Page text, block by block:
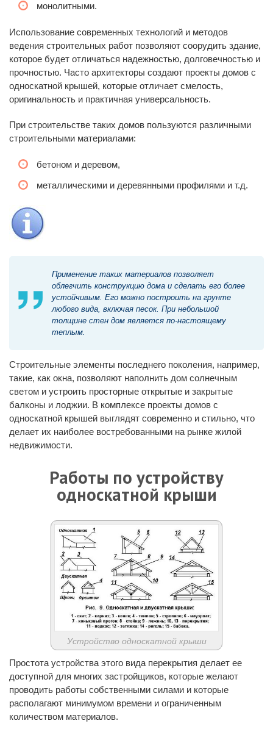
монолитными.
Использование современных технологий и методов
ведения строительных работ позволяют соорудить здание,
которое будет отличаться надежностью, долговечностью и
прочностью. Часто архитекторы создают проекты домов с
односкатной крышей, которые отличает смелость,
оригинальность и практичная универсальность.
При строительстве таких домов пользуются различными
строительными материалами:
бетоном и деревом,
металлическими и деревянными профилями и т.д.
Применение таких материалов позволяет
облегчить конструкцию дома и сделать его более
устойчивым. Его можно построить на грунте
любого вида, включая песок. При небольшой
толщине стен дом является по-настоящему
теплым.
Строительные элементы последнего поколения, например,
такие, как окна, позволяют наполнить дом солнечным
светом и устроить просторные открытые и закрытые
балконы и лоджии. В комплексе проекты домов с
односкатной крышей выглядят современно и стильно, что
делает их наиболее востребованными на рынке жилой
недвижимости.
Работы по устройству
односкатной крыши
Устройство односкатной крыши
Простота устройства этого вида перекрытия делает ее
доступной для многих застройщиков, которые желают
проводить работы собственными силами и которые
располагают минимумом времени и ограниченным
количеством материалов.